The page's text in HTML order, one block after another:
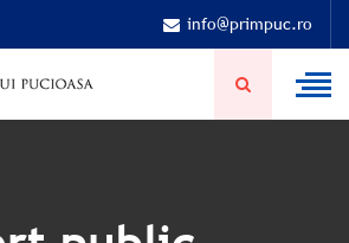
info@primpuc.ro